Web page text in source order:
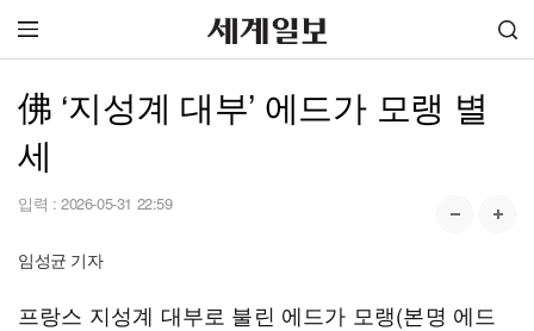
佛 ‘지성계 대부’ 에드가 모랭 별
세
입력 : 2026-05-31 22:59
임성균 기자
프랑스 지성계 대부로 불린 에드가 모랭(본명 에드